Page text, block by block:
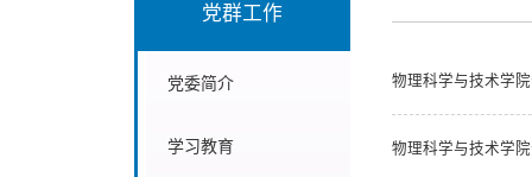
党群工作
党委简介
学习教育
物理科学与技术学
物理科学与技术学